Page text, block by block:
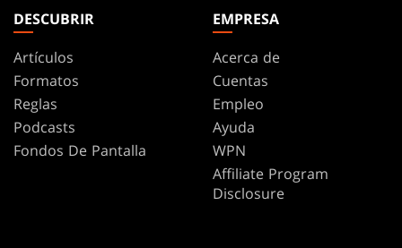
DESCUBRIR
Artículos
Formatos
Reglas
Podcasts
Fondos De Pantalla
EMPRESA
Acerca de
Cuentas
Empleo
Ayuda
WPN
Affiliate Program
Disclosure